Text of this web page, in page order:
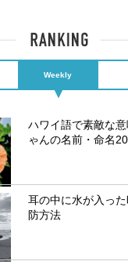
Weekly
ハワイ語で素敵な
ゃんの名前・命名
耳の中に水が入っ
防方法